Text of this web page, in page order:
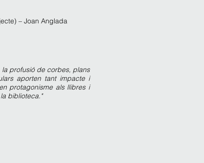
– Joan Anglada
profusió de corbes, plans
aporten tant impacte i
protagonisme als llibres i
biblioteca."